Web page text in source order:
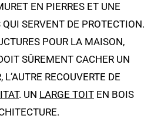
EN PIERRES ET UNE
SERVENT DE PROTECTION.
POUR LA MAISON,
SÛREMENT CACHER UN
RECOUVERTE DE
. UN LARGE TOIT EN BOIS